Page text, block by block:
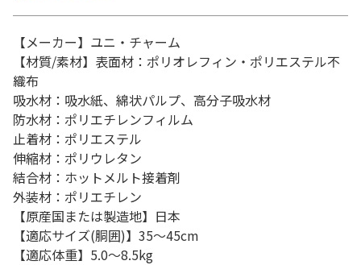
【メーカー】ユニ・チャーム
【材質/素材】表面材：ポリオレフィン・ポリエステル不
織布
吸水材：吸水紙、綿状パルプ、高分子吸水材
防水材：ポリエチレンフィルム
止着材：ポリエステル
伸縮材：ポリウレタン
結合材：ホットメルト接着剤
外装材：ポリエチレン
【原産国または製造地】日本
【適応サイズ(胴囲)】35～45cm
【適応体重】5.0～8.5kg